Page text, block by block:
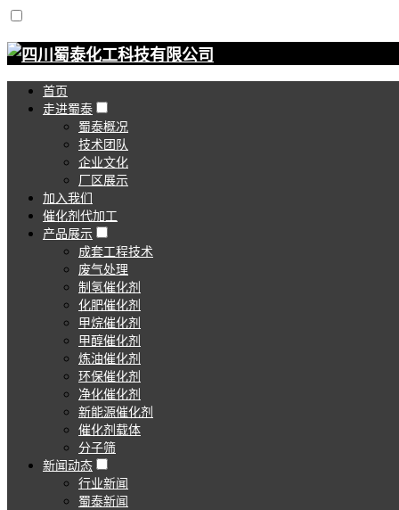
首页
走进蜀泰
蜀泰概况
技术团队
企业文化
厂区展示
加入我们
催化剂代加工
产品展示
成套工程技术
废气处理
制氢催化剂
化肥催化剂
甲烷催化剂
甲醇催化剂
炼油催化剂
环保催化剂
净化催化剂
新能源催化剂
催化剂载体
分子筛
新闻动态
行业新闻
蜀泰新闻